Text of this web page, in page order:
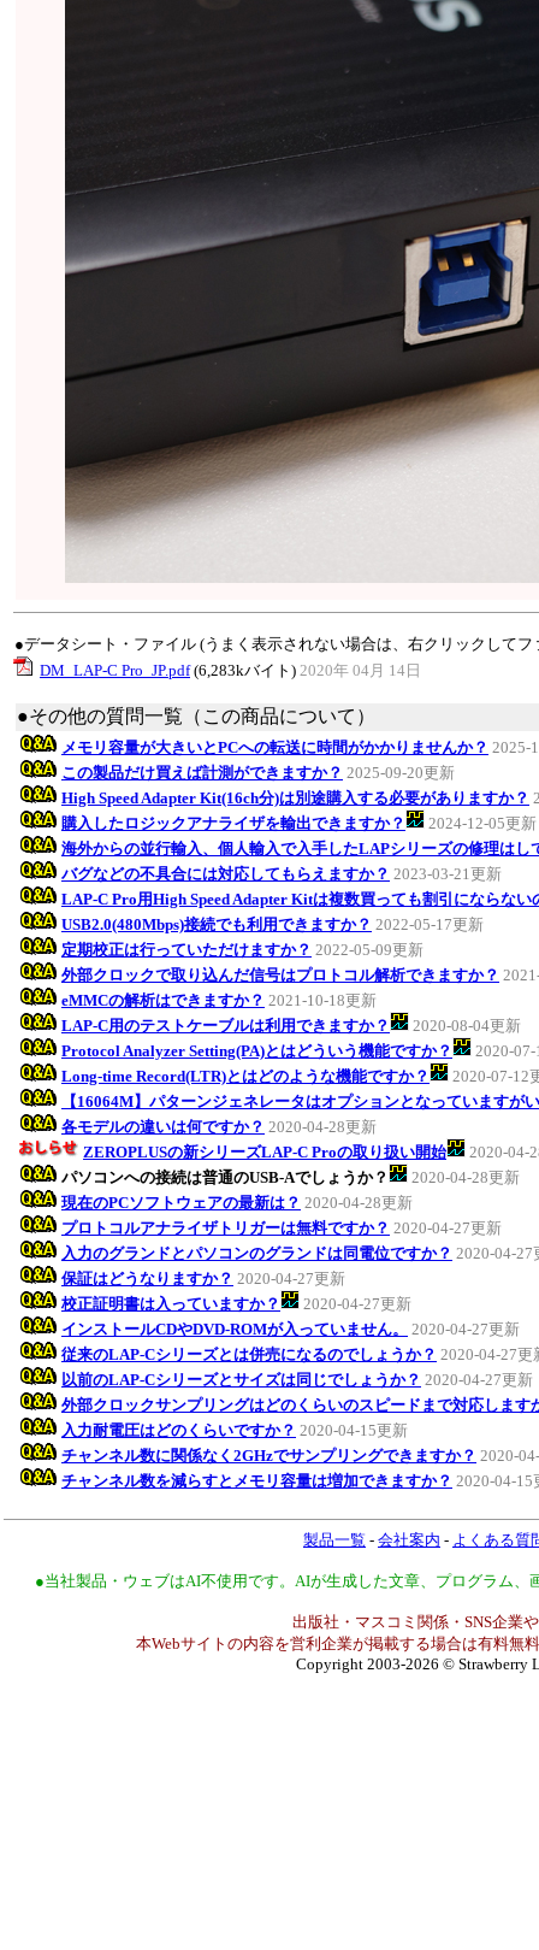
●データシート・ファイル (うまく表示されない場合は、右クリックして
DM_LAP-C Pro_JP.pdf(6,283kバイト) 2020年 04月 14日
●その他の質問一覧（この商品について）
メモリ容量が大きいとPCへの転送に時間がかかりませんか？ 2025-
この製品だけ買えば計測ができますか？ 2025-09-20更新
High Speed Adapter Kit(16ch分)は別途購入する必要がありますか？
購入したロジックアナライザを輸出できますか？
2024-12-05更新
海外からの並行輸入、個人輸入で入手したLAPシリーズの修理はし
バグなどの不具合には対応してもらえますか？ 2023-03-21更新
LAP-C Pro用High Speed Adapter Kitは複数買っても割引にならない
USB2.0(480Mbps)接続でも利用できますか？ 2022-05-17更新
定期校正は行っていただけますか？ 2022-05-09更新
外部クロックで取り込んだ信号はプロトコル解析できますか？
eMMCの解析はできますか？ 2021-10-18更新
LAP-C用のテストケーブルは利用できますか？
2020-08-04更新
Protocol Analyzer Setting(PA)とはどういう機能ですか？
2020-
Long-time Record(LTR)とはどのような機能ですか？
2020-07-12
【16064M】パターンジェネレータはオプションとなっていますが
各モデルの違いは何ですか？ 2020-04-28更新
ZEROPLUSの新シリーズLAP-C Proの取り扱い開始
2020-04-
パソコンへの接続は普通のUSB-Aでしょうか？
2020-04-28更新
現在のPCソフトウェアの最新は？ 2020-04-28更新
プロトコルアナライザトリガーは無料ですか？ 2020-04-27更新
入力のグランドとパソコンのグランドは同電位ですか？ 2020-04-27
保証はどうなりますか？ 2020-04-27更新
校正証明書は入っていますか？
2020-04-27更新
インストールCDやDVD-ROMが入っていません。
2020-04-27更新
従来のLAP-Cシリーズとは併売になるのでしょうか？ 2020-04-27更
以前のLAP-Cシリーズとサイズは同じでしょうか？ 2020-04-27更新
外部クロックサンプリングはどのくらいのスピードまで対応します
入力耐電圧はどのくらいですか？ 2020-04-15更新
チャンネル数に関係なく2GHzでサンプリングできますか？ 2020-
チャンネル数を減らすとメモリ容量は増加できますか？ 2020-04-15
製品一覧 - 会社案内 - よくある質
●当社製品・ウェブはAI不使用です。AIが生成した文章、プログラム
出版社・マスコミ関係・SNS企業
本Webサイトの内容を営利企業が掲載する場合は有料無
Copyright 2003-2026 © Strawberry